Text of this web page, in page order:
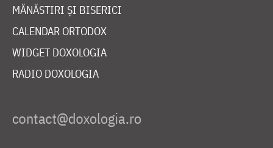
MĂNĂSTIRI ȘI BISERICI
CALENDAR ORTODOX
WIDGET DOXOLOGIA
RADIO DOXOLOGIA